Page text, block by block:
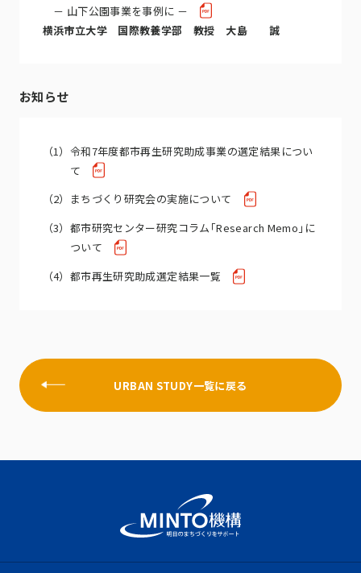
－ 山下公園事業を事例に －
横浜市立大学 国際教養学部 教授 大島 誠
お知らせ
（1） 令和7年度都市再生研究助成事業の選定結果につい
て
（2）
まちづくり研究会の実施について
（3） 都市研究センター研究コラム｢Research Memo｣に
ついて
（4） 都市再生研究助成選定結果一覧
URBAN STUDY一覧に戻る